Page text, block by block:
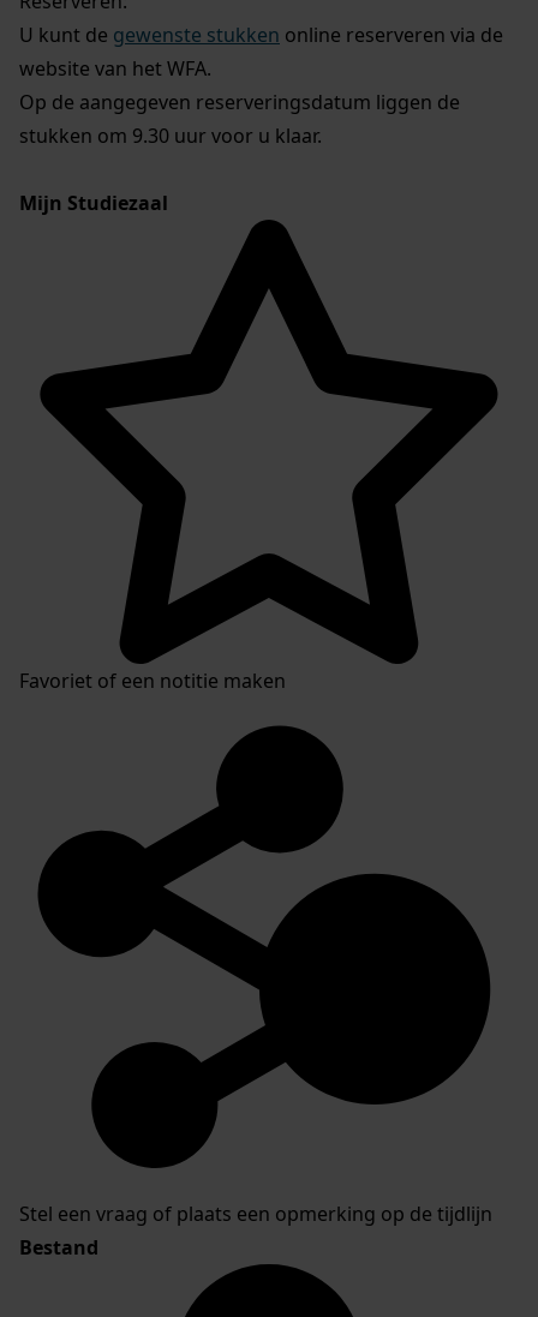
U kunt de gewenste stukken online reserveren via de
website van het WFA.
Op de aangegeven reserveringsdatum liggen de
stukken om 9.30 uur voor u klaar.
Mijn Studiezaal
Favoriet of een notitie maken
Stel een vraag of plaats een opmerking op de tijdlijn
Bestand